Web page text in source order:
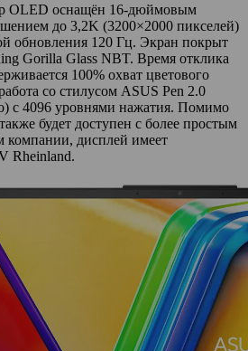
OLED оснащён 16-дюймовым
до 3,2K (3200×2000 пикселей)
обновления 120 Гц. Экран покрыт
Gorilla Glass NBT. Время отклика
100% охват цветового
со стилусом ASUS Pen 2.0
с 4096 уровнями нажатия. Помимо
будет доступен с более простым
дисплей имеет
Rheinland.